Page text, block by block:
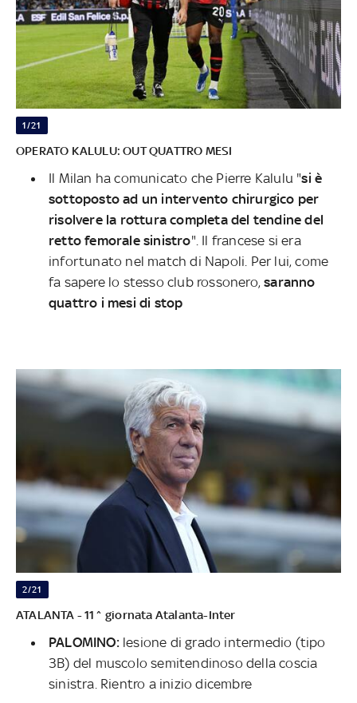
1/21
OPERATO KALULU: OUT QUATTRO MESI
Il Milan ha comunicato che Pierre Kalulu "si è
sottoposto ad un intervento chirurgico per
risolvere la rottura completa del tendine del
retto femorale sinistro". Il francese si era
infortunato nel match di Napoli. Per lui, come
fa sapere lo stesso club rossonero, saranno
quattro i mesi di stop
2/21
ATALANTA - 11^ giornata Atalanta-Inter
PALOMINO: lesione di grado intermedio (tipo
3B) del muscolo semitendinoso della coscia
sinistra. Rientro a inizio dicembre